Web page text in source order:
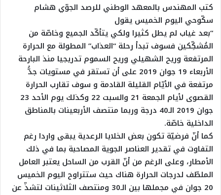
كتب المهندس بالمعهد الوطني للرصد الجوّي هشام
سكّوحي اليوم الخميس يقول
“بعد غياب لم يطل كثيرا ولكي يتأكّد الجميع وخاصّة من
المُشكِّكين فسوف تبدأ رحلة “العذاب” المطولة مع الحرارة
المرتفعة وريح الشهيلي وريح السموم تدريجيا منذ البارحة
الأربعاء 19 جوان 2019 على أن تستقر في مستويات جدُّ
مرتفعة في الأيّام القليلة القادمة و سوف تقارب الحرارة
القصوى لأيام الجمعة 21 والسبت 22 وكذلك يوم الأحد 23
جوان 2019 الـ40 درجة وربما منتصف الأربعينات بالمناطق
الداخلية خاصّة.
كما أنّ فرضيّة تكون بعض الخلايا الرعدية يبقى واردا رغم
التفاوت في تقدير العناصر الجوية المصاحبة بما في ذلك
الأمطار، وعلى الرغم من أنّ القرب من الساحل يعتبر العامل
الملطّف لدرجات الحرارة هناك حيث ستتراوح اليوم الخميس
20 جوان في مجملها بين الـ30 ومنتصف الثلاثينات لتشذّ عن